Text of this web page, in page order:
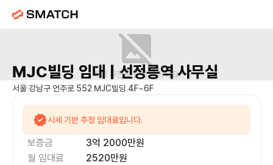
매물 사진을 준비 중이에요.
MJC빌딩 임대 | 선정릉역사무실
서울 강남구 언주로 552 MJC빌딩 4F~6F
시세 기반 추정 임대료입니다.
보증금 3억 2000만원
월 임대료
2520만원